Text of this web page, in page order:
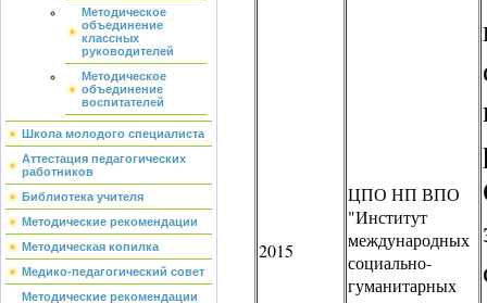
Методическое
объединение
классных
руководителей
Методическое
объединение
воспитателей
Школа молодого специалиста
Аттестация педагогических
работников
Библиотека учителя
Методические рекомендации
Методическая копилка
Медико-педагогический совет
Методические рекомендации
2015
ЦПО НП ВПО
"Институт
международных
социально-
гуманитарных